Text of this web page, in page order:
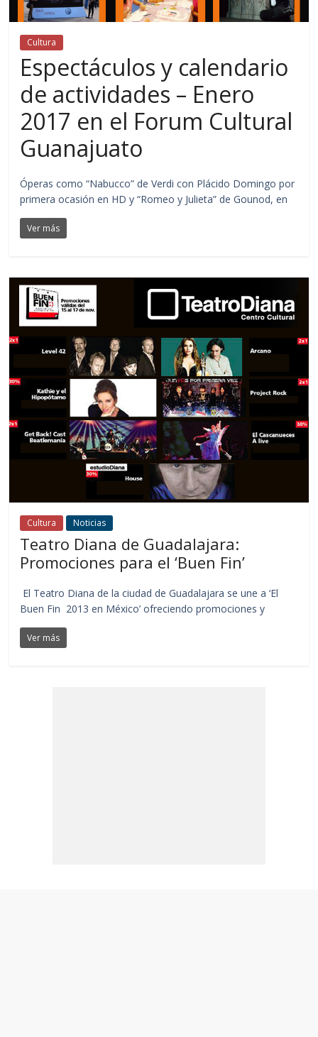
Cultura
Espectáculos y calendario
de actividades – Enero
2017 en el Forum Cultural
Guanajuato
Óperas como “Nabucco” de Verdi con Plácido Domingo por
primera ocasión en HD y “Romeo y Julieta” de Gounod, en
Ver más
Cultura Noticias
Teatro Diana de Guadalajara:
Promociones para el ‘Buen Fin’
El Teatro Diana de la ciudad de Guadalajara se une a ‘El
Buen Fin 2013 en México’ ofreciendo promociones y
Ver más